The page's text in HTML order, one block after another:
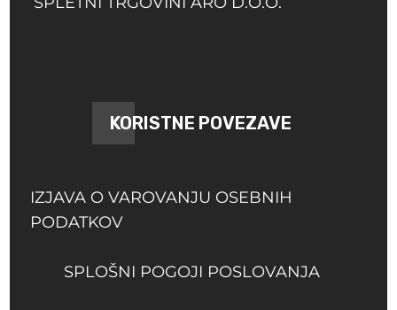
KORISTNE POVEZAVE
IZJAVA O VAROVANJU OSEBNIH
PODATKOV
SPLOŠNI POGOJI POSLOVANJA